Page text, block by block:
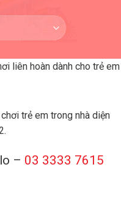
liên hoàn dành cho trẻ em
trẻ em trong nhà diện
– 03 3333 7615